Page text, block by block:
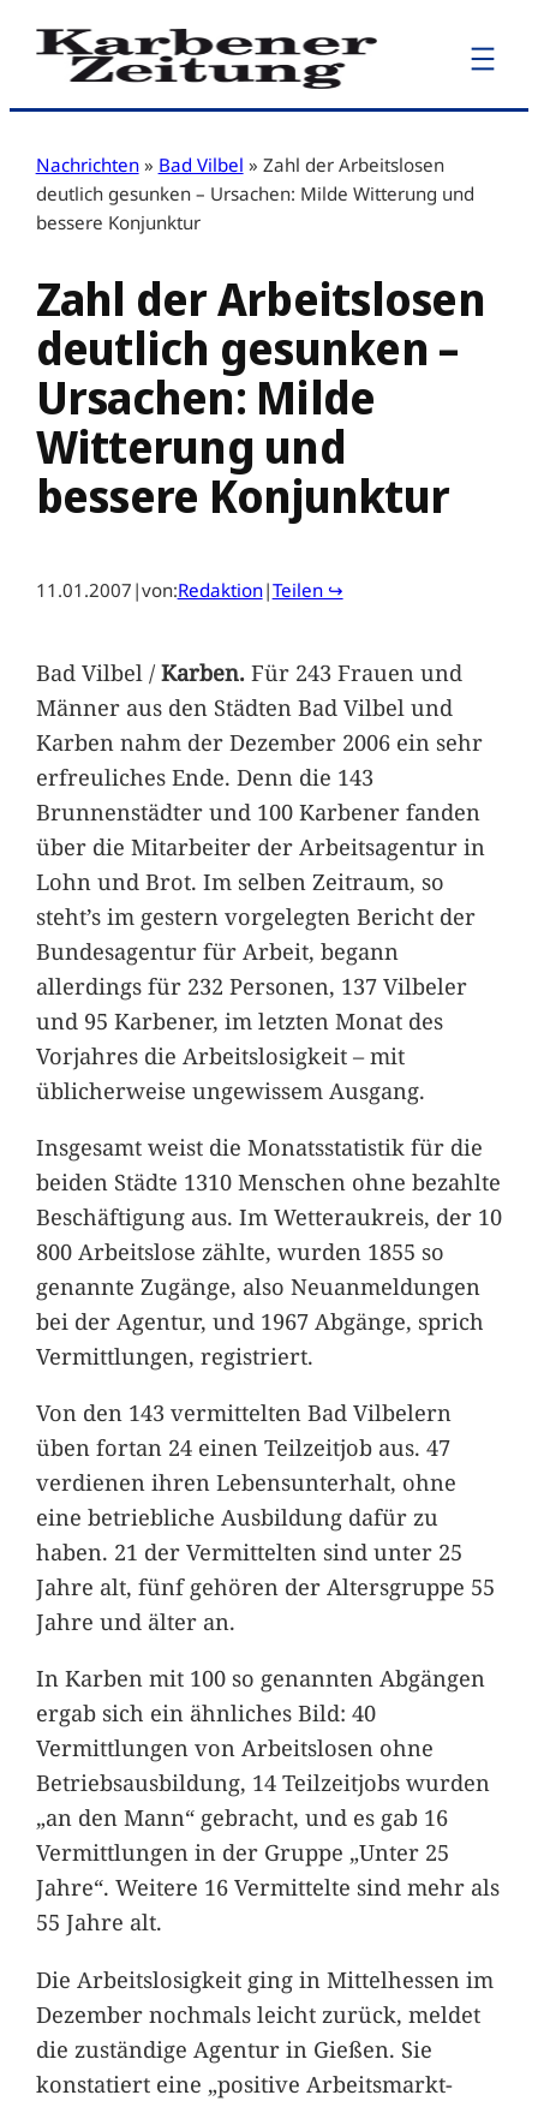
Zum
Inhalt
Nachrichten » Bad Vilbel » Zahl der Arbeitslosen
deutlich gesunken – Ursachen: Milde Witterung und
bessere Konjunktur
Zahl der Arbeitslosen
deutlich gesunken –
Ursachen: Milde
Witterung und
bessere Konjunktur
11.01.2007 |von:Redaktion|Teilen ↪
Bad Vilbel /Karben.Für 243 Frauen und
Männer aus den Städten Bad Vilbel und
Karben nahm der Dezember 2006 ein sehr
erfreuliches Ende. Denn die 143
Brunnenstädter und 100 Karbener fanden
über die Mitarbeiter der Arbeitsagentur in
Lohn und Brot. Im selben Zeitraum, so
steht’s im gestern vorgelegten Bericht der
Bundesagentur für Arbeit, begann
allerdings für 232 Personen, 137 Vilbeler
und 95 Karbener, im letzten Monat des
Vorjahres die Arbeitslosigkeit – mit
üblicherweise ungewissem Ausgang.
Insgesamt weist die Monatsstatistik für die
beiden Städte 1310 Menschen ohne bezahlte
Beschäftigung aus. Im Wetteraukreis, der 10
800 Arbeitslose zählte, wurden 1855 so
genannte Zugänge, also Neuanmeldungen
bei der Agentur, und 1967 Abgänge, sprich
Vermittlungen, registriert.
Von den 143 vermittelten Bad Vilbelern
üben fortan 24 einen Teilzeitjob aus. 47
verdienen ihren Lebensunterhalt, ohne
eine betriebliche Ausbildung dafür zu
haben. 21 der Vermittelten sind unter 25
Jahre alt, fünf gehören der Altersgruppe 55
Jahre und älter an.
In Karben mit 100 so genannten Abgängen
ergab sich ein ähnliches Bild: 40
Vermittlungen von Arbeitslosen ohne
Betriebsausbildung, 14 Teilzeitjobs wurden
„an den Mann“ gebracht, und es gab 16
Vermittlungen in der Gruppe „Unter 25
Jahre“. Weitere 16 Vermittelte sind mehr als
55 Jahre alt.
Die Arbeitslosigkeit ging in Mittelhessen im
Dezember nochmals leicht zurück, meldet
die zuständige Agentur in Gießen. Sie
konstatiert eine „positive Arbeitsmarkt-